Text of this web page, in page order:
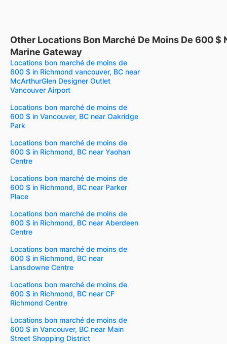
Other Locations Bon Marché De Moins De 600 $
Marine Gateway
Locations bon marché de moins de
600 $ in Richmond vancouver, BC near
McArthurGlen Designer Outlet
Vancouver Airport
Locations bon marché de moins de
600 $ in Vancouver, BC near Oakridge
Park
Locations bon marché de moins de
600 $ in Richmond, BC near Yaohan
Centre
Locations bon marché de moins de
600 $ in Richmond, BC near Parker
Place
Locations bon marché de moins de
600 $ in Richmond, BC near Aberdeen
Centre
Locations bon marché de moins de
600 $ in Richmond, BC near
Lansdowne Centre
Locations bon marché de moins de
600 $ in Richmond, BC near CF
Richmond Centre
Locations bon marché de moins de
600 $ in Vancouver, BC near Main
Street Shopping District